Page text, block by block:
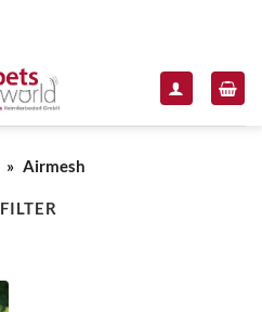
» Airmesh
FILTER